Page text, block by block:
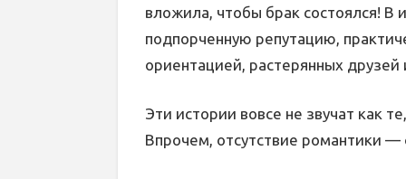
вложила, чтобы брак состоялся! В
подпорченную репутацию,
ориентацией, растерянных
Эти истории вовсе не звучат как
Впрочем, отсутствие романтики —